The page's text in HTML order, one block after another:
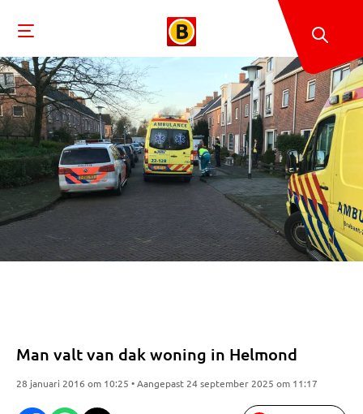
Man valt van dak woning in Helmond
28 januari 2016 om 10:25 • Aangepast 24 september 2025 om 11:17